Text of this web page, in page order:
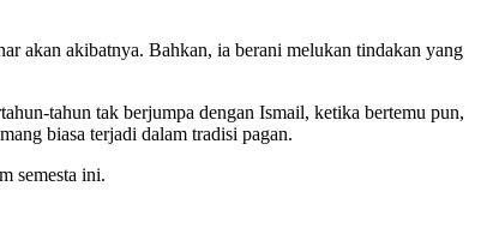
akan akibatnya. Bahkan, ia berani melukan tindakan yang
tahun tak berjumpa dengan Ismail, ketika bertemu pun,
biasa terjadi dalam tradisi pagan.
semesta ini.